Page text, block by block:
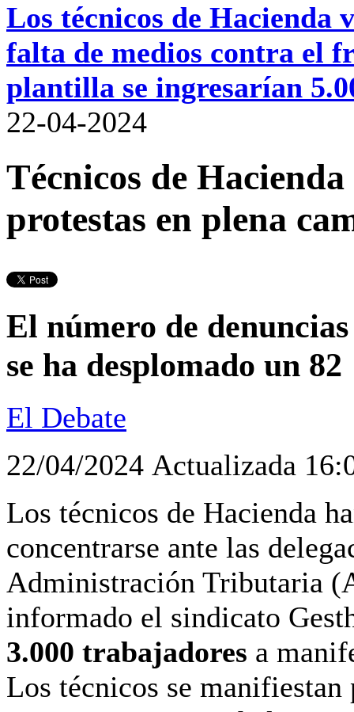
Los técnicos de Hacienda
falta de medios contra el
plantilla se ingresarían
22-04-2024
Técnicos de
protestas en plena
El número de
se ha desplomado un
El Debate
22/04/2024 Actualizada
Los técnicos de Hacienda
concentrarse ante las
Administración Tributaria
informado el sindicato
3.000 trabajadores a
Los técnicos se